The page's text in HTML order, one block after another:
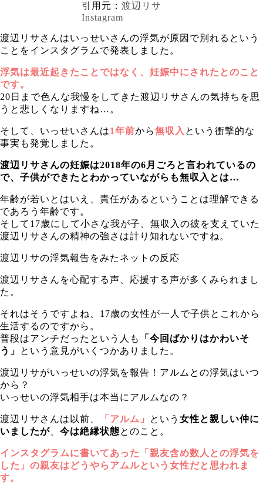
引用元：渡辺リサ
Instagram
渡辺リサさんはいっせいさんの浮気が原因で別れるという
ことをインスタグラムで発表しました。
浮気は最近起きたことではなく、妊娠中にされたとのこと
です。
20日まで色んな我慢をしてきた渡辺リサさんの気持ちを思
うと悲しくなりますね…。
そして、いっせいさんは1年前から無収入 という衝撃的な
事実も発覚しました。
渡辺リサさんの妊娠は2018年の6月ごろと言われているの
で、子供ができたとわかっていながらも無収入とは…
年齢が若いとはいえ、責任があるということは理解できる
であろう年齢です。
そして17歳にして小さな我が子、無収入の彼を支えていた
渡辺リサさんの精神の強さは計り知れないですね。
渡辺リサの浮気報告をみたネットの反応
渡辺リサさんを心配する声、応援する声が多くみられまし
た。
それはそうですよね、17歳の女性が一人で子供とこれから
生活するのですから。
普段はアンチだったという人も
「今回ばかりはかわいそ
う」
という意見がいくつかありました。
渡辺リサがいっせいの浮気を報告！アルムとの浮気はいつ
から？
いっせいの浮気相手は本当にアルムなの？
渡辺リサさんは以前、 「アルム」 という 女性と親しい仲に
いましたが
今は絶縁状態とのこと。
インスタグラムに書いてあった「親友含め数人との浮気を
した」の親友はどうやらアムルという女性だと思われま
す。